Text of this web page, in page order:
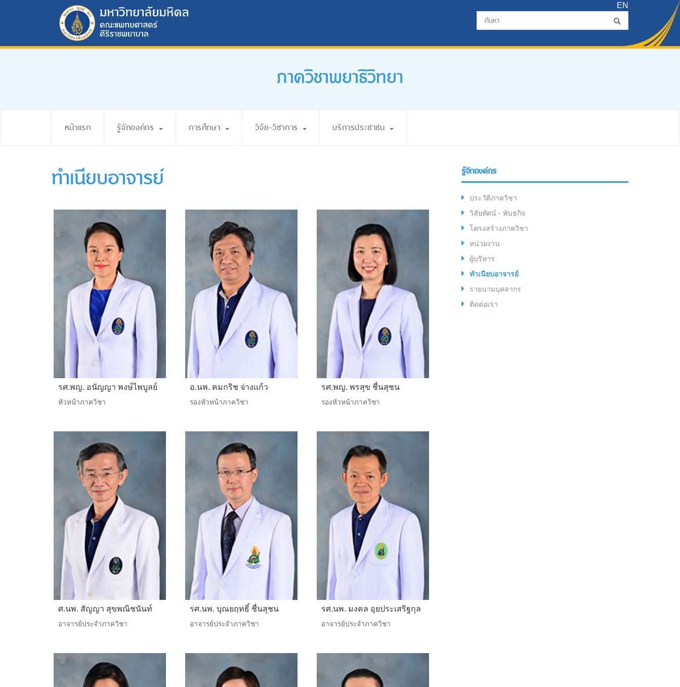
EN
ภาควิชาพยาธิวิทยา
หน้าแรก รู้จักองค์กร การศึกษา วิจัย-วิชาการ บริการประชาชน
ทำเนียบอาจารย์
รศ.พญ. อนัญญา พงษ์ไพบูลย์
หัวหน้าภาควิชา
อ.นพ. คมกริช จ่างแก้ว
รองหัวหน้าภาควิชา
รศ.พญ. พรสุข ชื่นสุชน
รองหัวหน้าภาควิชา
ศ.นพ. สัญญา สุขพณิชนันท์
อาจารย์ประจำภาควิชา
รศ.นพ. บุณยฤทธิ์ ชื่นสุชน
อาจารย์ประจำภาควิชา
รศ.นพ. มงคล อุยประเสริฐกุล
อาจารย์ประจำภาควิชา
รู้จักองค์กร
ประวัติภาควิชา
วิสัยทัศน์ - พันธกิจ
โครงสร้างภาควิชา
หน่วยงาน
ผู้บริหาร
ทำเนียบอาจารย์
รายนามบุคลากร
ติดต่อเรา